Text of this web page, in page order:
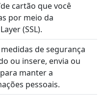
cartão que você
por meio da
(SSL).
de segurança
ou insere, envia ou
manter a
pessoais.